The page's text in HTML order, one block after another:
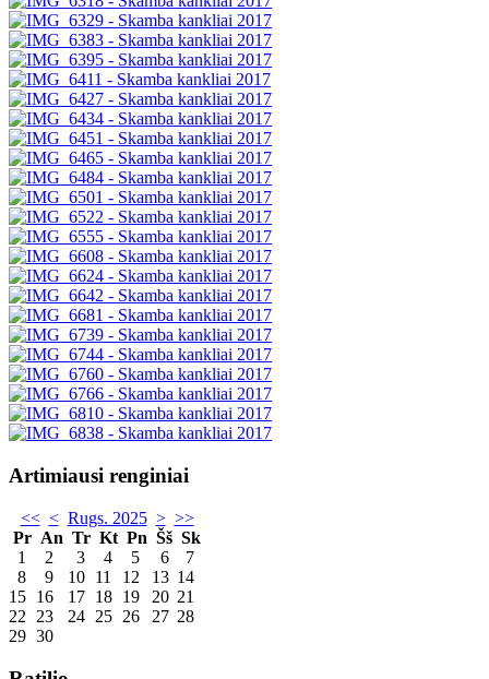
Artimiausi renginiai
<< < Rugs. 2025 > >>
Pr An Tr Kt Pn Šš Sk
1
2 3 4 5 6
7
8
9 10 11 12 13 14
15 16 17 18 19 20 21
22
23 24 25 26 27 28
29 30